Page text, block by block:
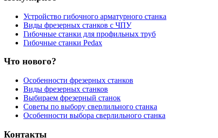
Устройство гибочного арматурного станка
Виды фрезерных станков с ЧПУ
Гибочные станки для профильных труб
Гибочные станки Pedax
Что нового?
Особенности фрезерных станков
Виды фрезерных станков
Выбираем фрезерный станок
Советы по выбору сверлильного станка
Особенности выбора сверлильного станка
Контакты